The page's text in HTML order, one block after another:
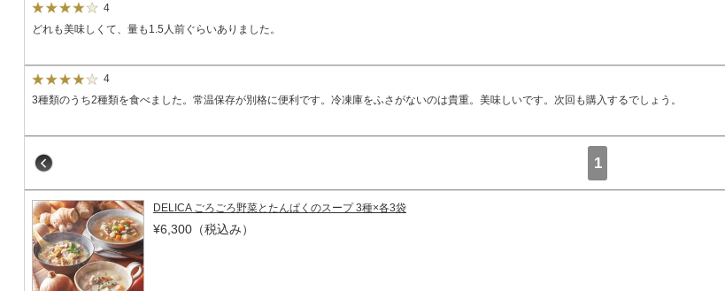
4
どれも美味しくて、量も1.5人前ぐらいありました。
4
3種類のうち2種類を食べました。常温保存が別格に便利です。冷凍庫をふさがないのは貴重。美味しいです。次回も購入するでしょう。
1
DELICA ごろごろ野菜とたんぱくのスープ 3種×各3袋
¥6,300（税込み）